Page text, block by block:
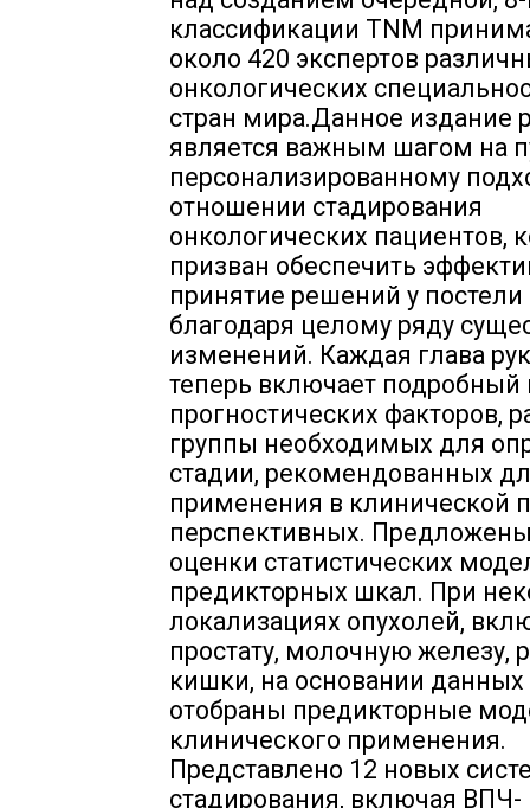
классификации TNM
около 420 экспертов
онкологических
стран мира.Данное издание
является важным шагом на
персонализированному
отношении стадирования
онкологических пациентов,
призван обеспечить
принятие решений у постели
благодаря целому ряду
изменений. Каждая глава
теперь включает подробный
прогностических факторов,
группы необходимых для
стадии, рекомендованных
применения в клинической
перспективных.
оценки статистических
предикторных шкал. При
локализациях опухолей,
простату, молочную железу,
кишки, на основании данных
отобраны предикторные
клинического применения.
Представлено 12 новых
стадирования, включая ВПЧ-